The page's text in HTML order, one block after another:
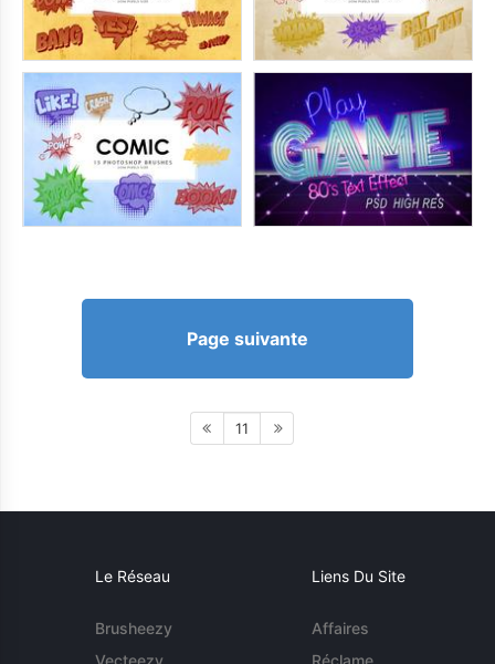
Page suivante
11
Le Réseau
Brusheezy
Vecteezy
Liens Du Site
Affaires
Réclame